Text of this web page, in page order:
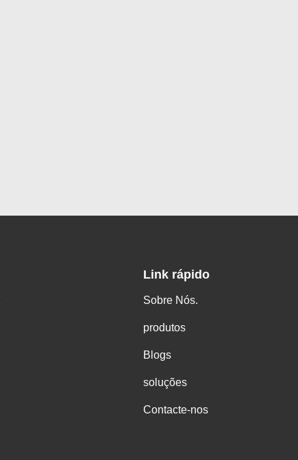
Link rápido
Sobre Nós.
produtos
Blogs
soluções
Contacte-nos